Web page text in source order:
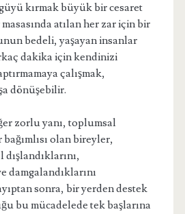
kırmak büyük bir cesaret
atılan her zar için bir
bedeli, yaşayan insanlar
dakika için kendinizi
çalışmak,
dönüşebilir.
zorlu yanı, toplumsal
olan bireyler,
damgalandıklarını
sonra, bir yerden destek
bu mücadelede tek başlarına